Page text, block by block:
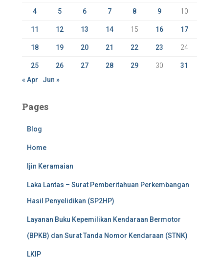
4
5 6 7 8 9 10
11 12 13 14 15 16 17
18 19 20 21 22 23 24
25 26 27 28 29 30
31
« Apr
Jun »
Pages
Blog
Home
Ijin Keramaian
Laka Lantas – Surat Pemberitahuan Perkembangan
Hasil Penyelidikan (SP2HP)
Layanan Buku Kepemilikan Kendaraan Bermotor
(BPKB) dan Surat Tanda Nomor Kendaraan (STNK)
LKIP